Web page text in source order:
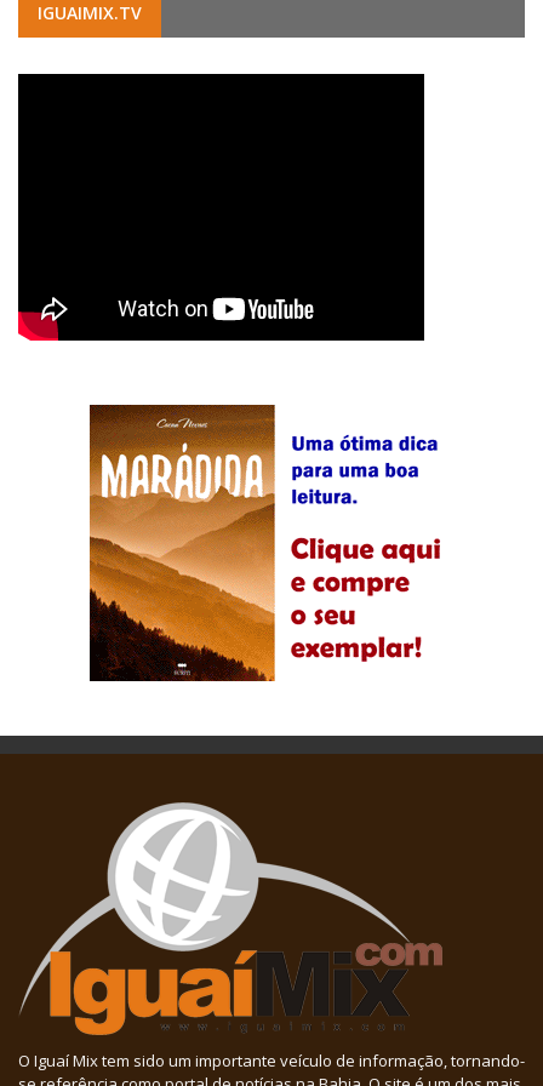
IGUAIMIX.TV
O Iguaí Mix tem sido um importante veículo de informação, tornando-